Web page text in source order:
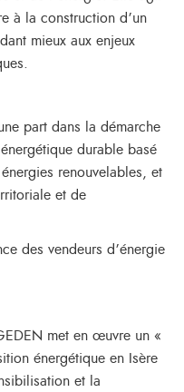
à la construction d’un
mieux aux enjeux
part dans la démarche
durable basé
renouvelables, et
et de
des vendeurs d’énergie
met en œuvre un «
énergétique en Isère
et la